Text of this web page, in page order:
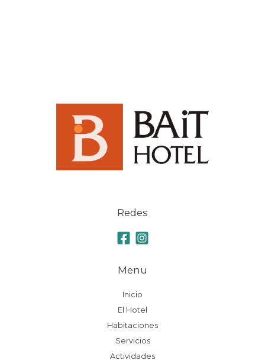
Redes
Menu
Inicio
El Hotel
Habitaciones
Servicios
Actividades